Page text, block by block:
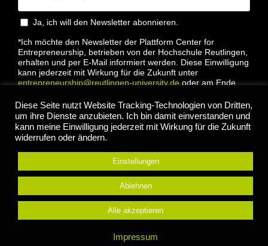
Ja, ich will den Newsletter abonnieren.
*Ich möchte den Newsletter der Plattform Center for
Entrepreneurship, betrieben von der Hochschule Reutlingen,
erhalten und per E-Mail informiert werden. Diese Einwilligung
kann jederzeit mit Wirkung für die Zukunft unter
entrepreneurship@reutlingen-university.deoder am Ende
Datenschutzbestimmung
Anmelden
© 2022 Center for Entrepreneurship Hochschule
Impressum|
Diese Seite nutzt Website Tracking-Technologien von Dritten,
um ihre Dienste anzubieten. Ich bin damit einverstanden und
kann meine Einwilligung jederzeit mit Wirkung für die Zukunft
widerrufen oder ändern.
Einstellungen
Ablehnen
Alle akzeptieren
Impressum